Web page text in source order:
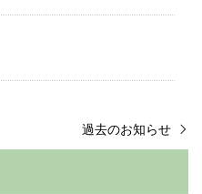
過去のお知らせ